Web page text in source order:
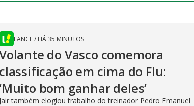
LANCE/ HÁ 35 MINUTOS
do Vasco comemora
classificação em cima do Flu:
bom ganhar deles’
Jair também elogiou trabalho do treinador Pedro Emanuel